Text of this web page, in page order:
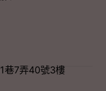
LINE
巷7弄40號3樓